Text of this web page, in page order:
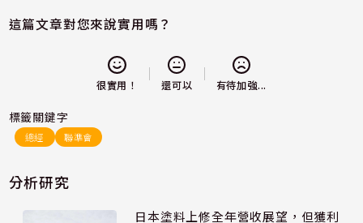
這篇文章對您來說實用嗎？
很實用！ 還可以 有待加強...
標籤關鍵字
總經 聯準會
分析研究
日本塗料上修全年營收展望，但獲利